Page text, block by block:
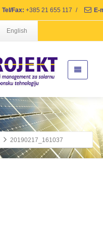
Tel/Fax: +385 21 655 117 / E-
English
20190217_161037